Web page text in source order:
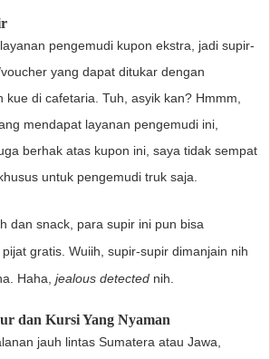
pengemudi kupon ekstra, jadi supir-
yang dapat ditukar dengan
kue di cafetaria. Tuh, asyik kan? Hmmm,
mendapat layanan pengemudi ini,
berhak atas kupon ini, saya tidak sempat
untuk pengemudi truk saja.
dan snack, para supir ini pun bisa
gratis. Wuiih, supir-supir dimanjain nih
Haha, jealous detected nih.
dan Kursi Yang Nyaman
jauh lintas Sumatera atau Jawa,